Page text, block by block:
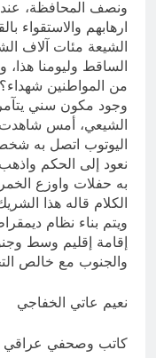
ونصف المحافظة،
ارهابهم والاستقواء
الشيعة مئات آلاف
الساقط وليومنا
من المواطنين
وجود مكون سني
الشيعي، أمس شاهدت
اليوتوب اتصل به
نعود إلى الحكم
به حفلات واوزع
الكلام قاله هذا
ويتم بناء نظام
إقامة إقليم وسط
والجنوب مع خالص
نعيم عاتي الخفاجي
كاتب وصحفي